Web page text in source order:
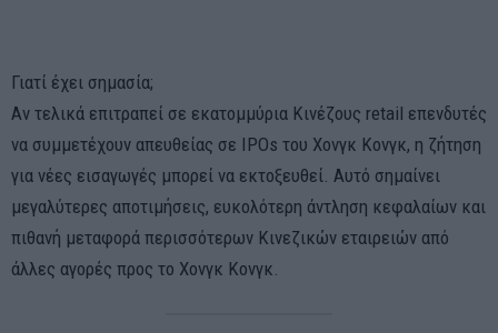
Γιατί έχει σημασία;
Αν τελικά επιτραπεί σε εκατομμύρια Κινέζους retail επενδυτές
να συμμετέχουν απευθείας σε IPOs του Χονγκ Κονγκ, η ζήτηση
για νέες εισαγωγές μπορεί να εκτοξευθεί. Αυτό σημαίνει
μεγαλύτερες αποτιμήσεις, ευκολότερη άντληση κεφαλαίων και
πιθανή μεταφορά περισσότερων Κινεζικών εταιρειών από
άλλες αγορές προς το Χονγκ Κονγκ.